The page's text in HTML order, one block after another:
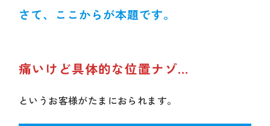
さて、ここからが本題です。
痛いけど具体的な位置ナゾ…
というお客様がたまにおられます。